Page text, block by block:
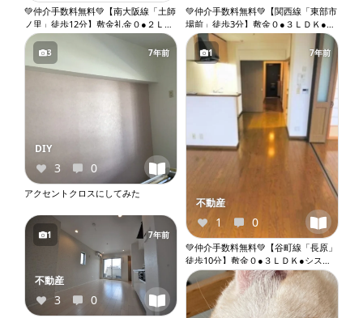
💚仲介手数料無料💚【南大阪線「土師
ノ里」徒歩12分】敷金礼金０●２ＬＤ
Ｋ●ガスコンロ設置可●バストイレ別●
独立洗面台●室内洗濯機置き場
『X103』
3 7年前
3 0
アクセントクロスにしてみた
DIY
1 7年前
3 0
不動産
💚仲介手数料無料💚【関西線「東部市
場前」徒歩3分】敷金０●３ＬＤＫ●バ
ストイレ別●独立洗面台●室内洗濯機
置き場●オートロック●エレベーター
『X071』
1 7年前
1 0
💚仲介手数料無料💚【谷町線「長原」
徒歩10分】敷金０●３ＬＤＫ●システ
ムキッチン●バストイレ別●独立洗面
台●室内洗濯機置き場●オートロック●
エレベーター『X070』
不動産